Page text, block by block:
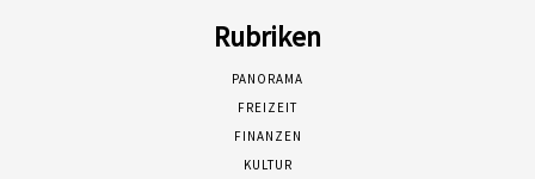
Rubriken
PANORAMA
FREIZEIT
FINANZEN
KULTUR